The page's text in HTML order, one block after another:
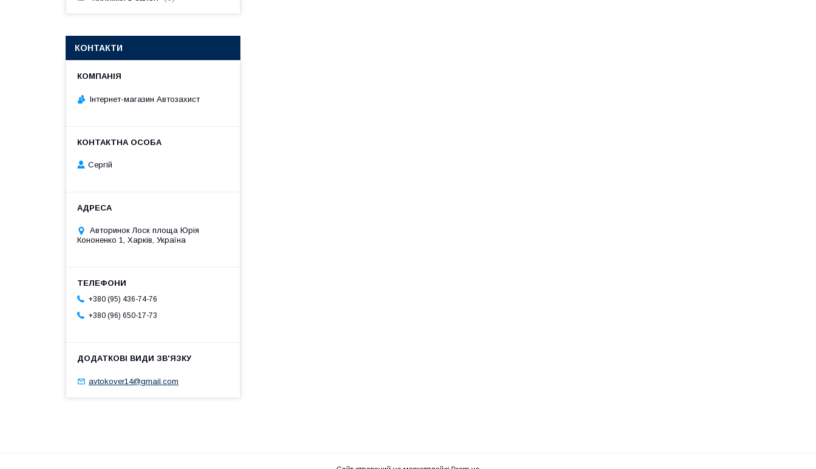
КОНТАКТИ
Інтернет-магазин Автозахист
Сергій
Авторинок Лоск площа Юрія
Кононенко 1, Харків, Україна
+380 (95) 436-74-76
+380 (96) 650-17-73
avtokover14@gmail.com